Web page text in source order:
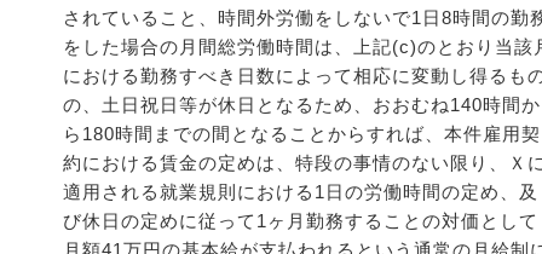
されていること、時間外労働をしないで1日8時間の勤
をした場合の月間総労働時間は、上記(c)のとおり当該
における勤務すべき日数によって相応に変動し得るも
の、土日祝日等が休日となるため、おおむね140時間か
ら180時間までの間となることからすれば、本件雇用契
約における賃金の定めは、特段の事情のない限り、Ｘ
適用される就業規則における1日の労働時間の定め、及
び休日の定めに従って1ヶ月勤務することの対価として
月額41万円の基本給が支払われるという通常の月給制